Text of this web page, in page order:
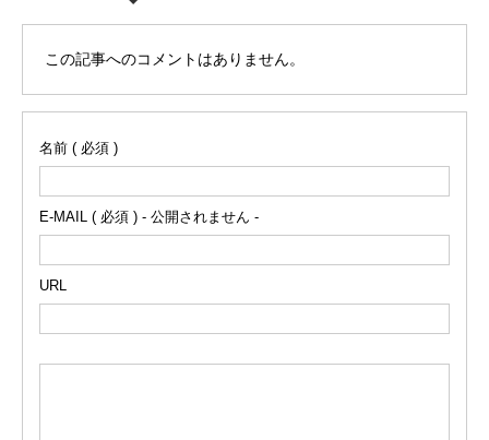
この記事へのコメントはありません。
名前 ( 必須 )
E-MAIL ( 必須 ) - 公開されません -
URL